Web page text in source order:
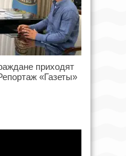
приходят
«Газеты»